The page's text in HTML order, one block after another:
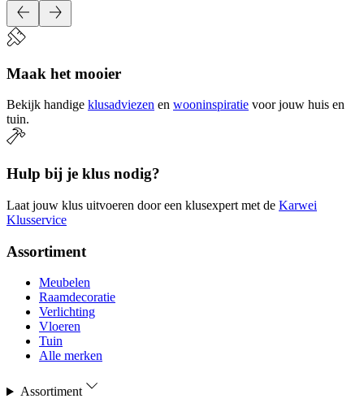
Maak het mooier
Bekijk handige klusadviezen en wooninspiratie voor jouw huis en
tuin.
Hulp bij je klus nodig?
Laat jouw klus uitvoeren door een klusexpert met de Karwei
Klusservice
Assortiment
Meubelen
Raamdecoratie
Verlichting
Vloeren
Tuin
Alle merken
Assortiment